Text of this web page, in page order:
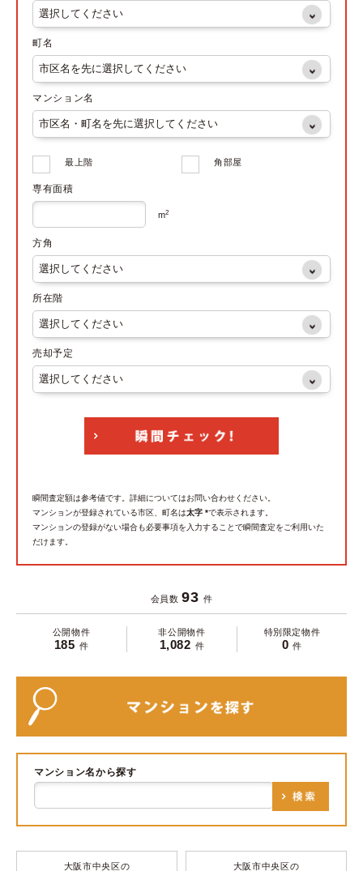
町名
マンション名
最上階 角部屋
専有面積
m2
方角
所在階
売却予定
瞬間査定額は参考値です。詳細についてはお問い合わせください。
マンションが登録されている市区、町名は太字 *で表示されます。
マンションの登録がない場合も必要事項を入力することで瞬間査定をご利用いた
だけます。
会員数 93 件
公開物件
185 件
非公開物件
1,082 件
特別限定物件
0 件
マンション名から探す
大阪市中央区の
大阪市中央区の